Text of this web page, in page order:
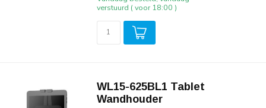
verstuurd ( voor 18:00 )
WL15-625BL1 Tablet
Wandhouder